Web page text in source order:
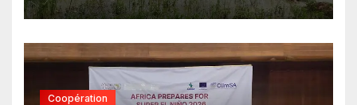
Coopération